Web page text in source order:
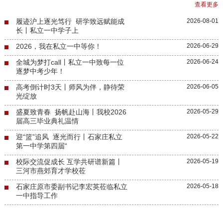
查看更多
履迹沪上逐光笃行 研学致远赋能成
长丨私立一中学子上
2026-08-01
2026，我在私立一中等你！ 2026-06-29
全城为梦打call丨私立一中致每一位
逐梦中考少年！
2026-06-24
高考倒计时3天丨师风为伴，静待荣
光绽放
2026-06-05
盛夏致青春 扬帆赴山海丨我校2026
届高三毕业典礼温情
2026-05-29
迎“篮”追风 逐光而行丨石家庄私立
第一中学第四届“
2026-05-22
校际交流促成长 互学共研谱新篇丨
三河市燕郊育才学校莅
2026-05-19
石家庄原市委副书记李宏英莅临私立
一中指导工作
2026-05-18